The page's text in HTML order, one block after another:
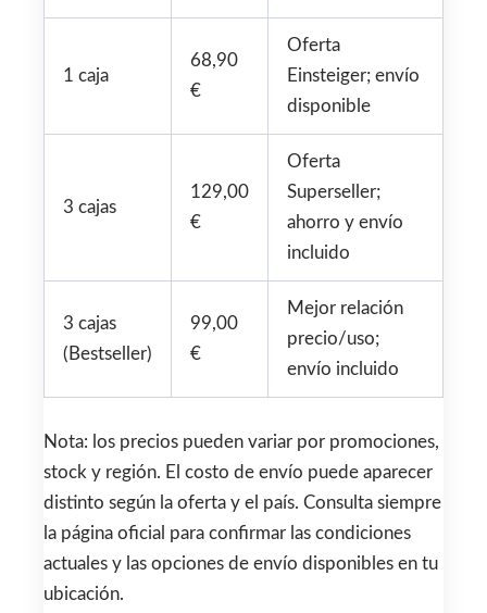
1 caja
68,90
€
Oferta
Einsteiger; envío
disponible
3 cajas
129,00
€
Oferta
Superseller;
ahorro y envío
incluido
3 cajas
(Bestseller)
99,00
€
Mejor relación
precio/uso;
envío incluido
Nota: los precios pueden variar por promociones,
stock y región. El costo de envío puede aparecer
distinto según la oferta y el país. Consulta siempre
la página oficial para confirmar las condiciones
actuales y las opciones de envío disponibles en tu
ubicación.